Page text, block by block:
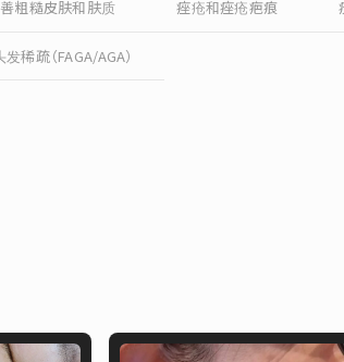
粗糙皮肤和肤质 痤疮和痤疮疤痕
发稀疏（FAGA/AGA）